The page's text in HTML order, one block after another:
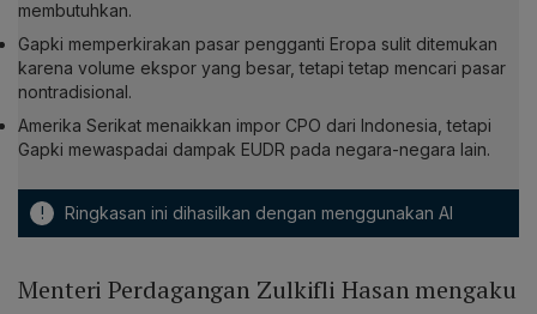
membutuhkan.
Gapki memperkirakan pasar pengganti Eropa sulit ditemukan
karena volume ekspor yang besar, tetapi tetap mencari pasar
nontradisional.
Amerika Serikat menaikkan impor CPO dari Indonesia, tetapi
Gapki mewaspadai dampak EUDR pada negara-negara lain.
! Ringkasan ini dihasilkan dengan menggunakan AI
Menteri Perdagangan Zulkifli Hasan mengaku